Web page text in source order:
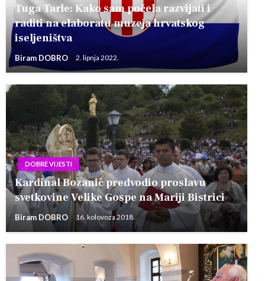
Tuga Tarle: Kako sam počela razvijati i
raditi na elaboratu muzeja hrvatskog
iseljeništva
Biram DOBRO 2. lipnja 2022.
DOBRE VIJESTI
Kardinal Bozanić predvodio proslavu
svetkovine Velike Gospe na Mariji Bistrici
Biram DOBRO 16. kolovoza 2018.